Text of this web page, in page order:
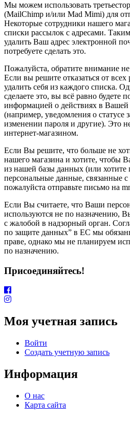
Мы можем использовать
(MailChimp и/или Mad Mimi) для
Некоторые сотрудники нашего
списки рассылок с адресами.
удалить Ваш адрес электронной
потребуете сделать это.
Пожалуйста, обратите внимание
Если вы решите отказаться от
удалить себя из каждого списка.
сделаете это, вы всё равно будете
информацией о действиях в Вашей
(например, уведомления о статусе
изменении пароля и другие). Это
интернет-магазином.
Если Вы решите, что больше не
нашего магазина и хотите, чтобы
из нашей базы данных (или хотите
персональные данные, связанные
пожалуйста отправьте письмо на
Если Вы считаете, что Ваши
используются не по назначению,
с жалобой в надзорный орган.
по защите данных” в ЕС мы
праве, однако мы не планируем
по назначению.
Присоединяйтесь!
Моя учетная запись
Войти
Создать учетную запись
Информация
О нас
Карта сайта